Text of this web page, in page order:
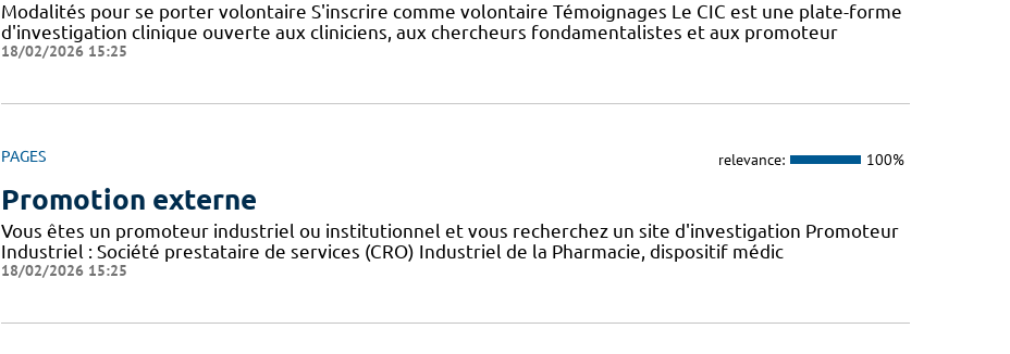
Modalités pour se porter volontaire S'inscrire comme volontaire Témoignages Le CIC est une plate-forme
d'investigation clinique ouverte aux cliniciens, aux chercheurs fondamentalistes et aux promoteur
18/02/2026 15:25
PAGES relevance: 100%
Promotion externe
Vous êtes un promoteur industriel ou institutionnel et vous recherchez un site d'investigation Promoteur
Industriel : Société prestataire de services (CRO) Industriel de la Pharmacie, dispositif médic
18/02/2026 15:25